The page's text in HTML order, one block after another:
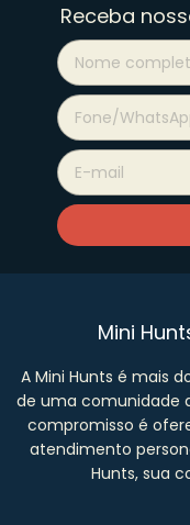
Receba
Mini
A Mini Hunts é mais
de uma comunidade
compromisso é
atendimento
Hunts, sua